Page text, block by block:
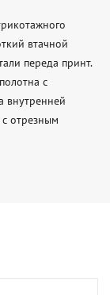
втачной
переда принт.
с
внутренней
отрезным